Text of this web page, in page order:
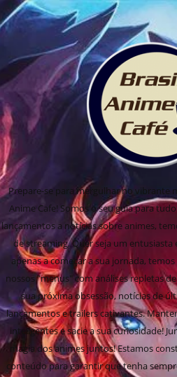
Prepare-se para mergulhar no vibrante
Anime Cafe! Somos o seu guia para
lançamentos a notícias sobre animes,
de streaming. Quer seja um
apenas a começar a sua jornada,
nossos "menus" com análises repletas
sua próxima obsessão, notícias de
lançamentos e trailers cativantes.
inteligentes e sacie a sua curiosidade!
magia dos animes juntos! Estamos
conteúdo para garantir que tenha